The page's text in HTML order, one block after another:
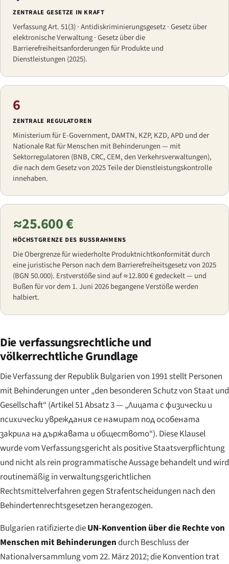
ZENTRALE GESETZE IN KRAFT
Verfassung Art. 51(3) · Antidiskriminierungsgesetz · Gesetz über
elektronische Verwaltung · Gesetz über die
Barrierefreiheitsanforderungen für Produkte und
Dienstleistungen (2025).
6
ZENTRALE REGULATOREN
Ministerium für E-Government, DAMTN, KZP, KZD, APD und der
Nationale Rat für Menschen mit Behinderungen — mit
Sektorregulatoren (BNB, CRC, CEM, den Verkehrsverwaltungen),
die nach dem Gesetz von 2025 Teile der Dienstleistungskontrolle
innehaben.
≈25.600 €
HÖCHSTGRENZE DES BUSSRAHMENS
Die Obergrenze für wiederholte Produktnichtkonformität durch
eine juristische Person nach dem Barrierefreiheitsgesetz von 2025
(BGN 50.000). Erstverstöße sind auf ≈12.800 € gedeckelt — und
Bußen für vor dem 1. Juni 2026 begangene Verstöße werden
halbiert.
Die verfassungsrechtliche und
völkerrechtliche Grundlage
Die Verfassung der Republik Bulgarien von 1991 stellt Personen
mit Behinderungen unter „den besonderen Schutz von Staat und
Gesellschaft“ (Artikel 51 Absatz 3 — „Лицата с физически и
психически увреждания се намират под особената
закрила на държавата и обществото“). Diese Klausel
wurde vom Verfassungsgericht als positive Staatsverpflichtung
und nicht als rein programmatische Aussage behandelt und wird
routinemäßig in verwaltungsgerichtlichen
Rechtsmittelverfahren gegen Strafentscheidungen nach den
Behindertenrechtsgesetzen herangezogen.
Bulgarien ratifizierte dieUN-Konvention über die Rechte von
Menschen mit Behinderungendurch Beschluss der
Nationalversammlung vom 22. März 2012; die Konvention trat